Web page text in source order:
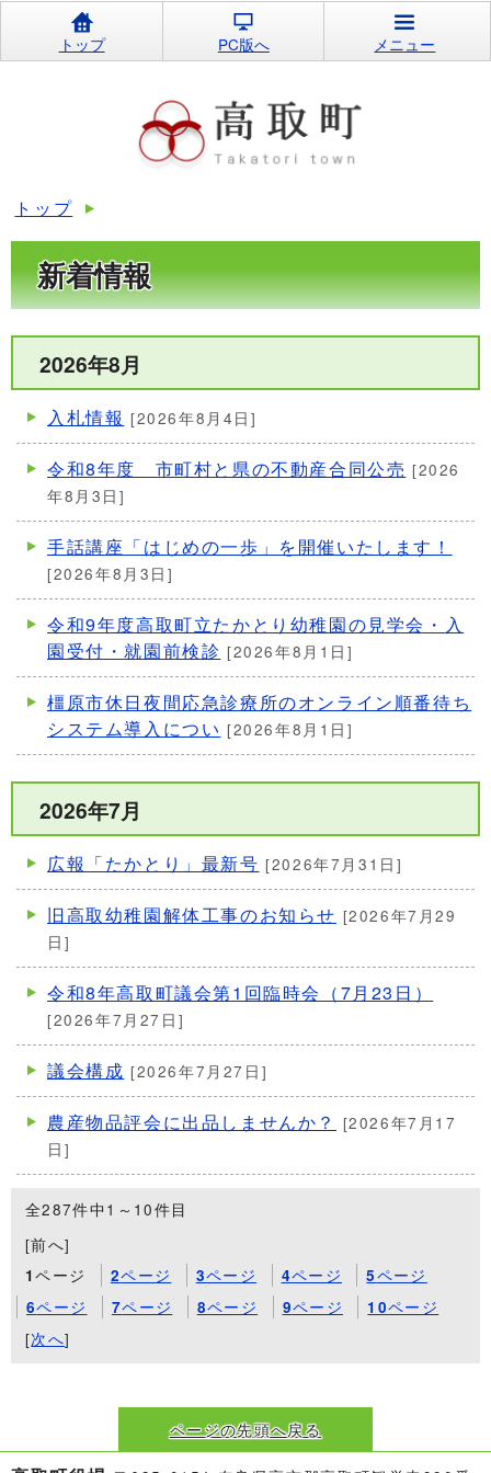
トップ PC版へ メニュー
トップ
新着情報
2026年8月
入札情報 [2026年8月4日]
令和8年度 市町村と県の不動産合同公売 [2026
年8月3日]
手話講座「はじめの一歩」を開催いたします！
[2026年8月3日]
令和9年度高取町立たかとり幼稚園の見学会・入
園受付・就園前検診 [2026年8月1日]
橿原市休日夜間応急診療所のオンライン順番待ち
システム導入につい [2026年8月1日]
2026年7月
広報「たかとり」最新号 [2026年7月31日]
旧高取幼稚園解体工事のお知らせ [2026年7月29
日]
令和8年高取町議会第1回臨時会（7月23日）
[2026年7月27日]
議会構成 [2026年7月27日]
農産物品評会に出品しませんか？ [2026年7月17
日]
全287件中1～10件目
[前へ]
1ページ 2ページ 3ページ 4ページ 5ページ
6ページ 7ページ 8ページ 9ページ 10ページ
[次へ]
ページの先頭へ戻る